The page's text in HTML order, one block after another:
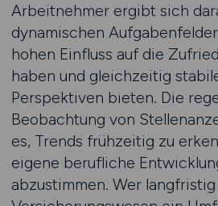
Arbeitnehmer ergibt sich
dynamischen
hohen Einfluss auf die
haben und gleichzeitig
Perspektiven bieten. Die
Beobachtung von
es, Trends frühzeitig zu
eigene berufliche
abzustimmen. Wer